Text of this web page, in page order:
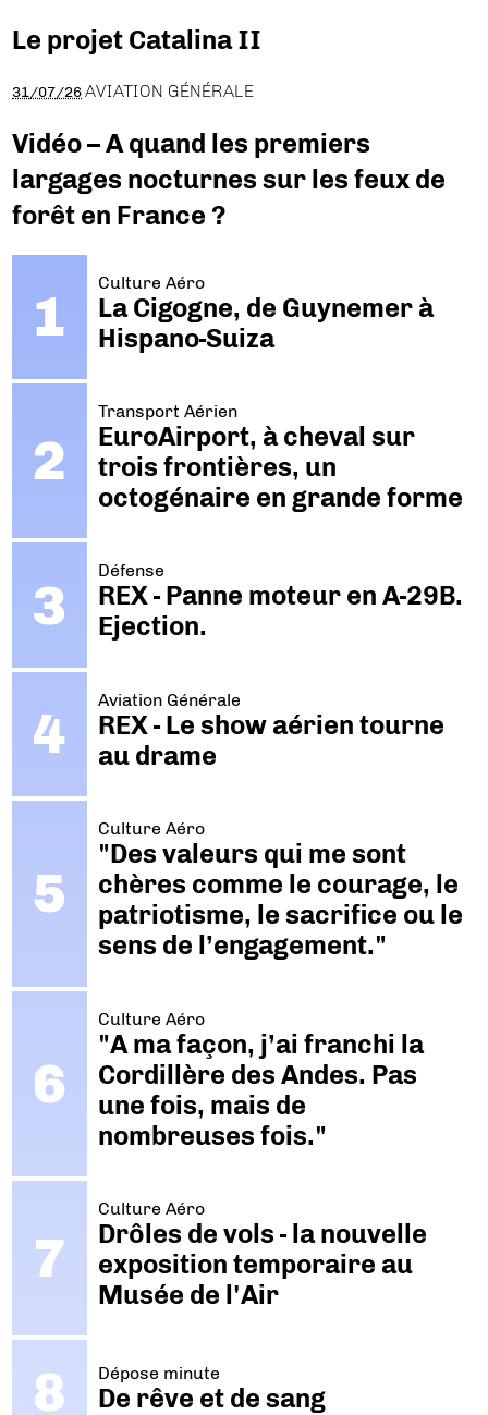
Le projet Catalina II
31/07/26 AVIATION GÉNÉRALE
Vidéo – A quand les premiers
largages nocturnes sur les feux de
forêt en France ?
Culture Aéro
La Cigogne, de Guynemer à
Hispano-Suiza
Transport Aérien
EuroAirport, à cheval sur
trois frontières, un
octogénaire en grande forme
Défense
REX - Panne moteur en A-29B.
Ejection.
Aviation Générale
REX - Le show aérien tourne
au drame
Culture Aéro
"Des valeurs qui me sont
chères comme le courage, le
patriotisme, le sacrifice ou le
sens de l’engagement."
Culture Aéro
"A ma façon, j’ai franchi la
Cordillère des Andes. Pas
une fois, mais de
nombreuses fois."
Culture Aéro
Drôles de vols - la nouvelle
exposition temporaire au
Musée de l'Air
Dépose minute
De rêve et de sang